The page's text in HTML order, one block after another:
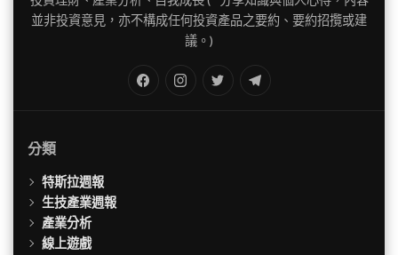
並非投資意見，亦不構成任何投資產品之要約、要約招攬或建
議。)
Twitter
分類
特斯拉週報
生技產業週報
產業分析
線上遊戲